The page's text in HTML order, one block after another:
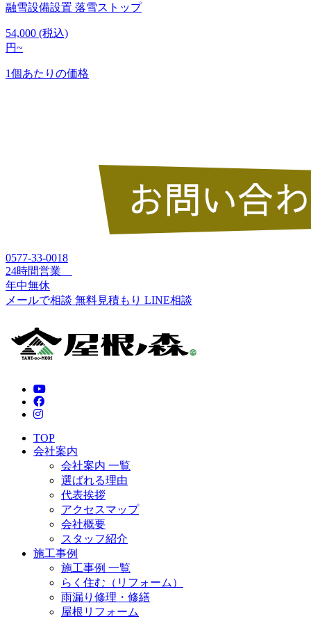
融雪設備設置 落雪ストップ
54,000 (税込)
円~
1個あたりの価格
0577-33-0018
24時間営業
年中無休
メールで相談 無料見積もり LINE相談
TOP
会社案内
会社案内 一覧
選ばれる理由
代表挨拶
アクセスマップ
会社概要
スタッフ紹介
施工事例
施工事例 一覧
らく住む（リフォーム）
雨漏り修理・修繕
屋根リフォーム